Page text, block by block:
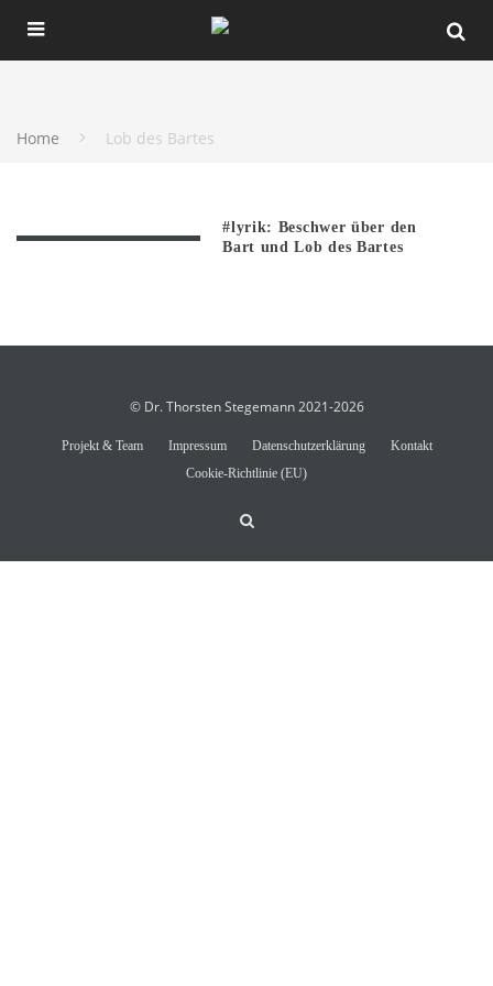
Home Lob des Bartes
#lyrik: Beschwer über den
Bart und Lob des Bartes
© Dr. Thorsten Stegemann 2021-2026
Projekt & Team Impressum Datenschutzerklärung
Kontakt
Cookie-Richtlinie (EU)